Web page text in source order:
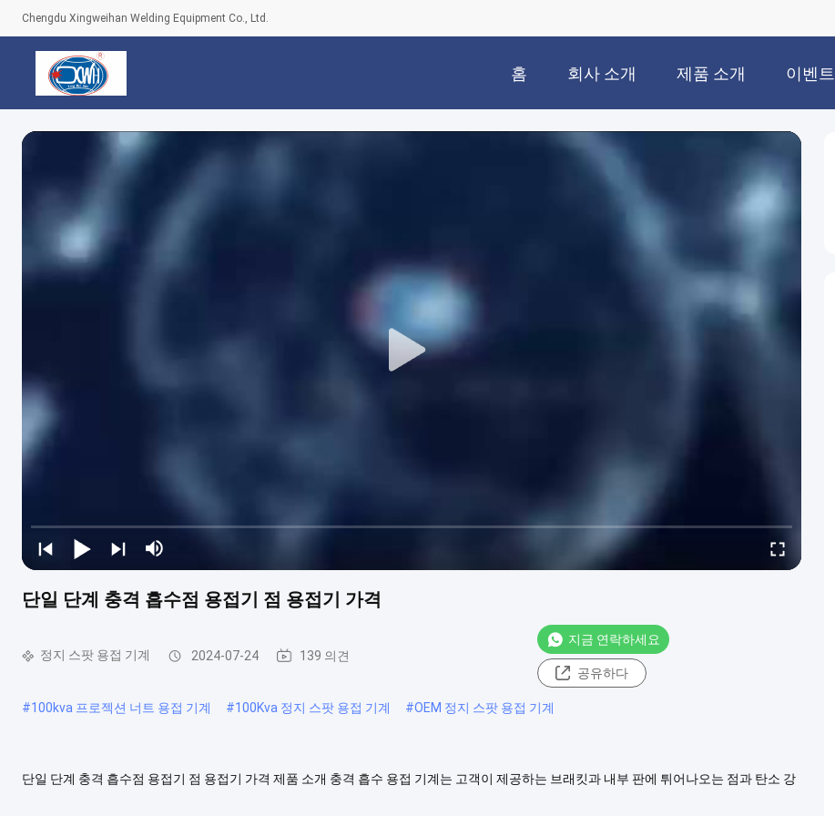
Chengdu Xingweihan Welding Equipment Co., Ltd.
홈 회사 소개 제품 소개 이벤트
단일 단계 충격 흡수점 용접기 점 용접기 가격
정지 스팟 용접 기계 2024-07-24 139 의견
지금 연락하세요
공유하다
#100kva 프로젝션 너트 용접 기계 #100Kva 정지 스팟 용접 기계 #OEM 정지 스팟 용접 기계
단일 단계 충격 흡수점 용접기 점 용접기 가격 제품 소개 충격 흡수 용접 기계는 고객이 제공하는 브래킷과 내부 판에 튀어나오는 점과 탄소 강